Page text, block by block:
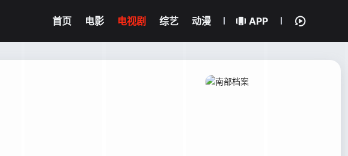
首页 电影 电视剧 综艺 动漫 APP